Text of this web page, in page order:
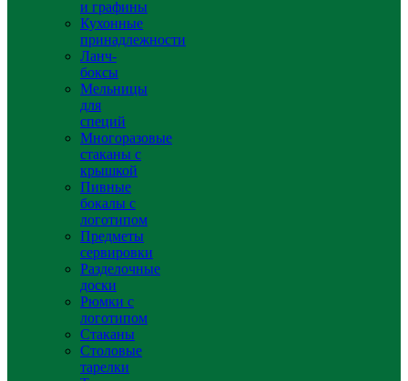
и графины
Кухонные
принадлежности
Ланч-
боксы
Мельницы
для
специй
Многоразовые
стаканы с
крышкой
Пивные
бокалы с
логотипом
Предметы
сервировки
Разделочные
доски
Рюмки с
логотипом
Стаканы
Столовые
тарелки